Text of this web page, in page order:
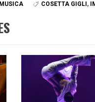
MUSICA COSETTA GIGLI ,